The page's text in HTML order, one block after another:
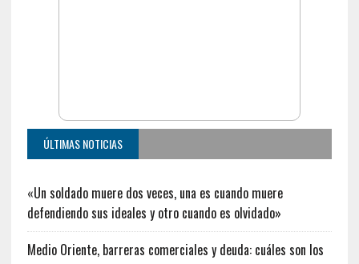
ÚLTIMAS NOTICIAS
«Un soldado muere dos veces, una es cuando muere
defendiendo sus ideales y otro cuando es olvidado»
Medio Oriente, barreras comerciales y deuda: cuáles son los